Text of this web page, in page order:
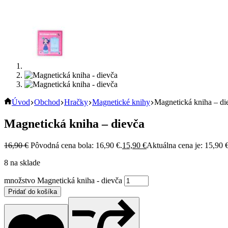
Úvod Obchod Hračky Magnetické knihy Magnetická kniha –
Magnetická kniha – dievča
16,90€ Pôvodná cena bola: 16,90 €.15,90 €Aktuálna cena je: 15,90
8 na sklade
množstvo Magnetická kniha - dievča
Pridať do košíka